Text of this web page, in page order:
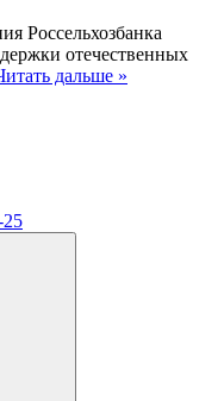
Россельхозбанка
отечественных
дальше »
25